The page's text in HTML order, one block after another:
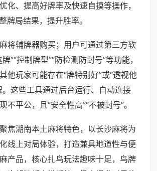
化、提高好牌率及快速自摸等操作，
牌局结果，提升胜率。
将辅牌器购买；用户可通过第三方软
”“控制牌型”“防检测防封号”等功能，
他玩家可能存在“牌特别好”或“透视他
。这些工具通过后台运行、自动连接
不平公，且“安全性高”“不被封号”。
焦湖南本土麻将特色，以长沙麻将为
线上对局体验，打造兼具地道性与便
产品，核心扎鸟玩法趣味十足，鸟牌